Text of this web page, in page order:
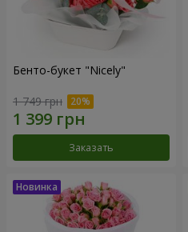
Бенто-букет "Nicely"
1 749 грн
Заказать